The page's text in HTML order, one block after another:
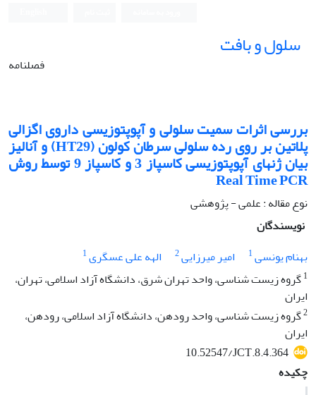
سلول و بافت
فصلنامه
بررسی اثرات سمیت سلولی و آپوپتوزیسی داروی اگزالی
پلاتین بر روی رده سلولی سرطان کولون (HT29) و آنالیز
بیان ژن‫های آپوپتوزیسی کاسپاز 3 و کاسپاز 9 توسط روش
Real Time PCR‬‬‬‬‬‬
نوع مقاله : علمی - پژوهشی
نویسندگان
بهنام یونسی1 امیر میرزایی2 الهه علی عسگری1
1گروه زیست شناسی، واحد تهران شرق، دانشگاه آزاد اسلامی، تهران،
ایران
2گروه زیست شناسی، واحد رودهن، دانشگاه آزاد اسلامی، رودهن،
ایران
10.52547/JCT.8.4.364
چکیده